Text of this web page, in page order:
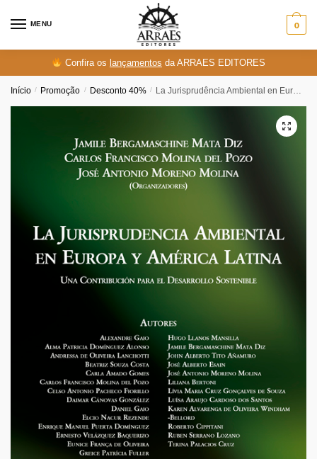
MENU 0
Confira os lançamentos da ARRAES EDITORES
Início / Promoção / Desconto 40% / La Jurisprudência Ambiental en Europa y América Latina